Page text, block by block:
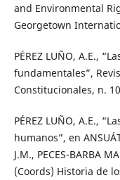
and Environmental
Georgetown
PÉREZ LUÑO, A.E.,
fundamentales”,
Constitucionales, n.
PÉREZ LUÑO, A.E.,
humanos”, en
J.M., PECES-BARBA
(Coords) Historia de